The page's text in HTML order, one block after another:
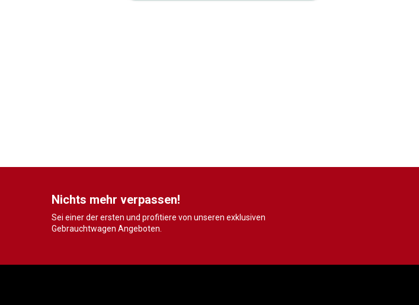
Nichts mehr verpassen!
Sei einer der ersten und profitiere von unseren exklusiven
Gebrauchtwagen Angeboten.